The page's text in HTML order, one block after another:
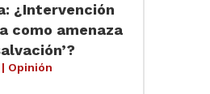
¿Intervención
como amenaza
| Opinión